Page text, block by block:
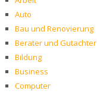
Auto
Bau und Renovierung
Berater und Gutachter
Bildung
Business
Computer